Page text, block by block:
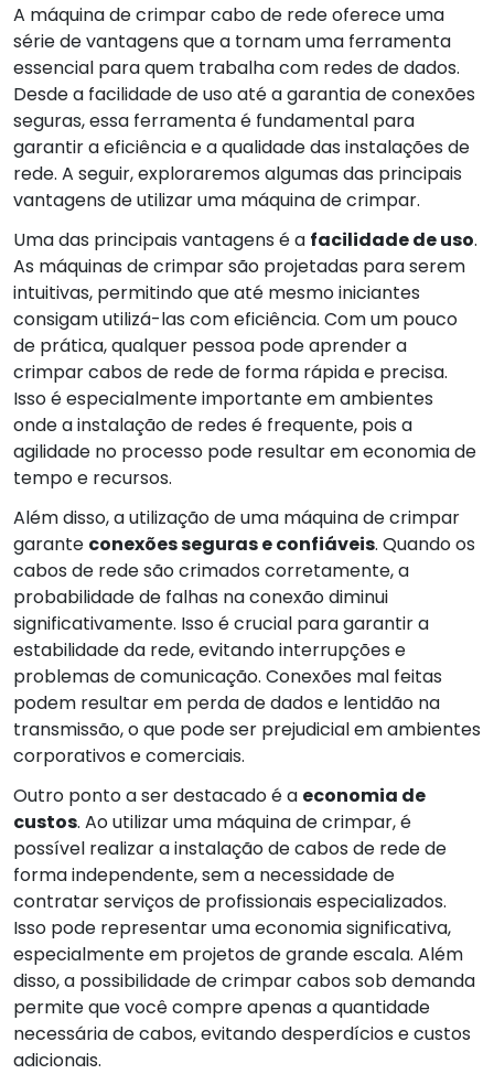
A máquina de crimpar cabo de rede oferece uma
série de vantagens que a tornam uma ferramenta
essencial para quem trabalha com redes de dados.
Desde a facilidade de uso até a garantia de conexões
seguras, essa ferramenta é fundamental para
garantir a eficiência e a qualidade das instalações de
rede. A seguir, exploraremos algumas das principais
vantagens de utilizar uma máquina de crimpar.
Uma das principais vantagens é a facilidade de uso.
As máquinas de crimpar são projetadas para serem
intuitivas, permitindo que até mesmo iniciantes
consigam utilizá-las com eficiência. Com um pouco
de prática, qualquer pessoa pode aprender a
crimpar cabos de rede de forma rápida e precisa.
Isso é especialmente importante em ambientes
onde a instalação de redes é frequente, pois a
agilidade no processo pode resultar em economia de
tempo e recursos.
Além disso, a utilização de uma máquina de crimpar
garante conexões seguras e confiáveis. Quando os
cabos de rede são crimados corretamente, a
probabilidade de falhas na conexão diminui
significativamente. Isso é crucial para garantir a
estabilidade da rede, evitando interrupções e
problemas de comunicação. Conexões mal feitas
podem resultar em perda de dados e lentidão na
transmissão, o que pode ser prejudicial em ambientes
corporativos e comerciais.
Outro ponto a ser destacado é a economia de
custos. Ao utilizar uma máquina de crimpar, é
possível realizar a instalação de cabos de rede de
forma independente, sem a necessidade de
contratar serviços de profissionais especializados.
Isso pode representar uma economia significativa,
especialmente em projetos de grande escala. Além
disso, a possibilidade de crimpar cabos sob demanda
permite que você compre apenas a quantidade
necessária de cabos, evitando desperdícios e custos
adicionais.